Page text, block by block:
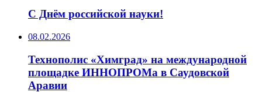
С Днём российской науки!
08.02.2026
Технополис «Химград» на международной
площадке ИННОПРОМа в Саудовской
Аравии